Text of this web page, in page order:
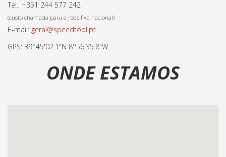
Tel.: +351 244 577 242
(custo chamada para a rede fixa nacional)
E-mail: geral@speedtool.pt
GPS: 39°45'02.1"N 8°56'35.8"W
ONDE ESTAMOS